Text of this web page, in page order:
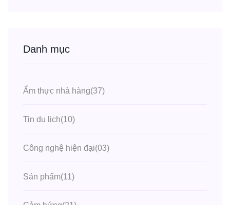
Danh mục
Ẩm thực nhà hàng(37)
Tin du lịch(10)
Công nghệ hiện đại(03)
Sản phẩm(11)